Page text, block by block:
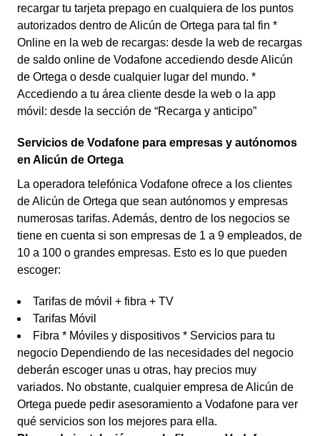
recargar tu tarjeta prepago en cualquiera de los puntos
autorizados dentro de Alicún de Ortega para tal fin *
Online en la web de recargas: desde la web de recargas
de saldo online de Vodafone accediendo desde Alicún
de Ortega o desde cualquier lugar del mundo. *
Accediendo a tu área cliente desde la web o la app
móvil: desde la sección de “Recarga y anticipo”
Servicios de Vodafone para empresas y autónomos
en Alicún de Ortega
La operadora telefónica Vodafone ofrece a los clientes
de Alicún de Ortega que sean autónomos y empresas
numerosas tarifas. Además, dentro de los negocios se
tiene en cuenta si son empresas de 1 a 9 empleados, de
10 a 100 o grandes empresas. Esto es lo que pueden
escoger:
Tarifas de móvil + fibra + TV
Tarifas Móvil
Fibra * Móviles y dispositivos * Servicios para tu
negocio Dependiendo de las necesidades del negocio
deberán escoger unas u otras, hay precios muy
variados. No obstante, cualquier empresa de Alicún de
Ortega puede pedir asesoramiento a Vodafone para ver
qué servicios son los mejores para ella.